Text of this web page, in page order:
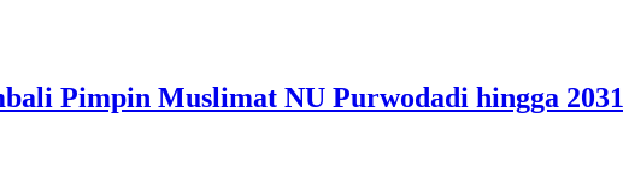
Pimpin Muslimat NU Purwodadi hingga 2031